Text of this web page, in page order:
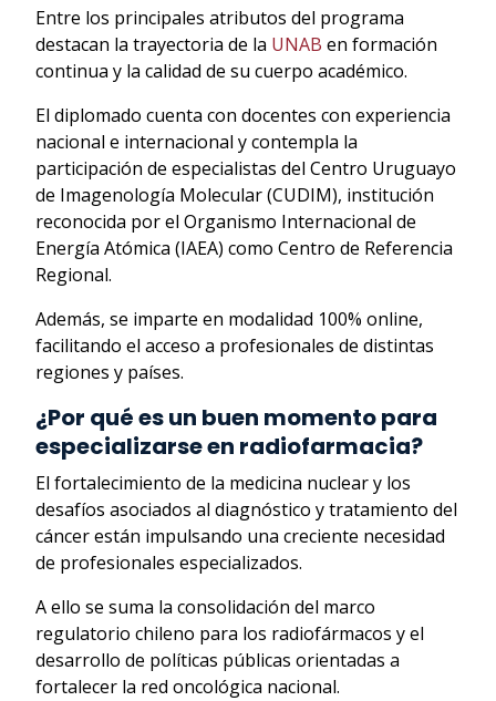
Entre los principales atributos del programa
destacan la trayectoria de la UNAB en formación
continua y la calidad de su cuerpo académico.
El diplomado cuenta con docentes con experiencia
nacional e internacional y contempla la
participación de especialistas del Centro Uruguayo
de Imagenología Molecular (CUDIM), institución
reconocida por el Organismo Internacional de
Energía Atómica (IAEA) como Centro de Referencia
Regional.
Además, se imparte en modalidad 100% online,
facilitando el acceso a profesionales de distintas
regiones y países.
¿Por qué es un buen momento para
especializarse en radiofarmacia?
El fortalecimiento de la medicina nuclear y los
desafíos asociados al diagnóstico y tratamiento del
cáncer están impulsando una creciente necesidad
de profesionales especializados.
A ello se suma la consolidación del marco
regulatorio chileno para los radiofármacos y el
desarrollo de políticas públicas orientadas a
fortalecer la red oncológica nacional.